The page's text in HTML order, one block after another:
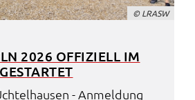
© LRASW
2026 OFFI­ZI­ELL IM
- Anmel­dung